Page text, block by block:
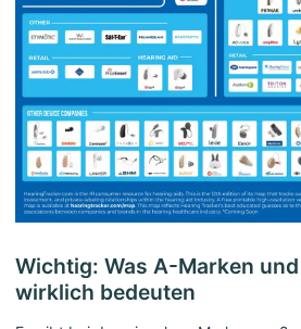
Wichtig: Was A-Marken
wirklich bedeuten